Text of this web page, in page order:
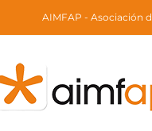
AIMFAP - Asociación